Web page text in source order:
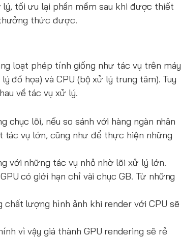
tối ưu lại phần mềm sau khi được thiết
thức được.
loạt phép tính giống như tác vụ trên máy
đồ họa) và CPU (bộ xử lý trung tâm). Tuy
về tác vụ xử lý.
chục lõi, nếu so sánh với hàng ngàn nhân
tác vụ lớn, cũng như để thực hiện những
với những tác vụ nhỏ nhờ lõi xử lý lớn.
có giới hạn chỉ vài chục GB. Từ những
lượng hình ảnh khi render với CPU sẽ
vì vậy giá thành GPU rendering sẽ rẻ